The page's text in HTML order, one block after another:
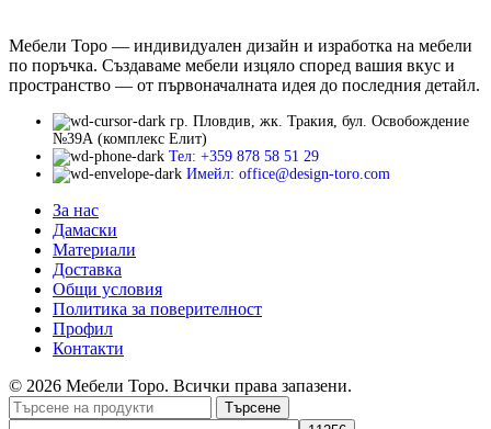
Мебели Торо — индивидуален дизайн и изработка на мебели
по поръчка. Създаваме мебели изцяло според вашия вкус и
пространство — от първоначалната идея до последния детайл.
гр. Пловдив, жк. Тракия, бул. Освобождение
№39А (комплекс Елит)
Тел: +359 878 58 51 29
Имейл: office@design-toro.com
За нас
Дамаски
Материали
Доставка
Общи условия
Политика за поверителност
Профил
Контакти
© 2026 Мебели Торо. Всички права запазени.
Търсене